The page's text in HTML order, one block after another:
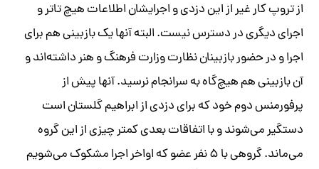
از تروپ کار غیر از این دزدی و اجرایشان اطلاعات هیچ تاتر و
اجرای دیگری در دسترس نیست. البته آنها یک بازبینی هم برای
اجرا و در حضور بازبینان نظارت وزارت فرهنگ و هنر داشته‌اند و
آن بازبینی هم هیچ‌گاه به سرانجام نرسید. آنها پیش از
پرفورمنس دوم خود که برای دزدی از ابراهیم گلستان است
دستگیر می‌شوند و با اتفاقات بعدی کمتر چیزی از این گروه
می‌ماند. گروهی با ۵ نفر عضو که اواخر اجرا مشکوک می‌شویم